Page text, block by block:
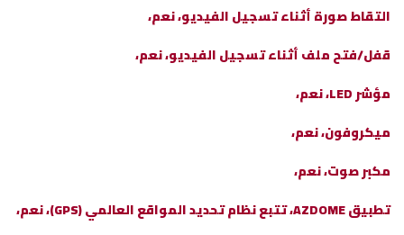
التقاط صورة أثناء تسجيل الفيديو، نعم،
قفل/فتح ملف أثناء تسجيل الفيديو، نعم،
مؤشر LED، نعم،
ميكروفون، نعم،
مكبر صوت، نعم،
تطبيق AZDOME، تتبع نظام تحديد المواقع العالمي (GPS)، نعم،